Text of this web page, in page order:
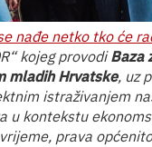
nađe netko tko će
kojeg provodiBaza
mladih Hrvatske, uz
istraživanjem
u kontekstu
prava